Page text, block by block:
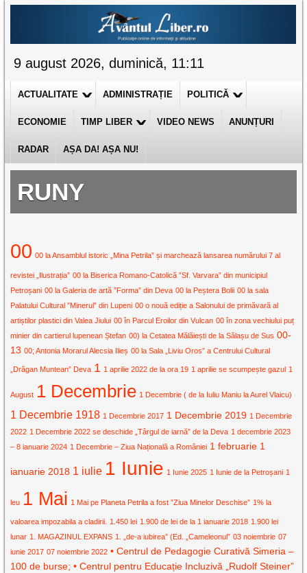
9 august 2026, duminică, 11:11
ACTUALITATE ADMINISTRAȚIE POLITICĂ
ECONOMIE TIMP LIBER VIDEO NEWS ANUNȚURI
RADAR AȘA DA! AȘA NU!
RUNY
00 00 la Ansamblul istoric „Mina Petrila” și marchează lansarea numărului 7 al
revistei „Ilustrația” 00 la Biserica Romano-Catolică ”Sf. Varvara” din municipiul
Petroșani 00 la Galeria de artă ”Forma” din Deva 00 la Peștera Bolii 00 la sala
Palatului Cultural ”Minerul” din Lupeni 00 o nouă ediție a Salonului de primăvară al
artiștilor plastici din Valea Jiului 00 în Parcul Eroilor din Vulcan 00 în zona vechiului puț
minier din cartierul lupenean Ștefan 00) la Cetatea Mălăiești de la Sălașu de Sus 00-
13 00; Antonia Morarul Alecsia Ilieș 00 la Sala „Liviu Oros” a Centrului Cultural
„Drăgan Muntean” Deva 1 1 aprilie 2022 de la ora 19 1 aprilie se scumpește gazul 1
August 1 Decembrie 1 Decembrie ( de la Iuliu Maniu la Aurel Vlaicu)
1 Decembrie 1918 1 Decembrie 2017 1 Decembrie 2019 1 Decembrie
2022 1 Decembrie 2022 se deschide „Târgul de iarnă” de la Deva 1 decembrie 2023
– 8 ianuarie 2024 1 Decembrie – Ziua Națională a României 1 februarie 1
ianuarie 2018 1 iulie 1 Iunie 1 Iunie 2025 1 Iunie de la Petroșani 1
leu 1 Mai 1 Mai pe Planeta Petrila a fost ”Ziua Minelor Deschise” 1% la
valoarea impozabila a cladirii. 1.450 lei 1.900 de lei de la 1 ianuarie 2018 1.900 lei
lunar 1. MAGAZINUL EXPANS 1. „de-a iubirea” (Ed. „Cameleonul” 03 noiembrie 07
iunie 2017 07 noiembrie 2022 • Centrul de Pedagogie Curativă Simeria –
100 de burse; • Centrul pentru Educație Incluzivă „Rudolf Steiner”